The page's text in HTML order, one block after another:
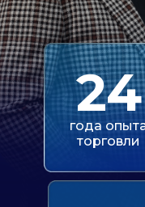
24
года
торговли